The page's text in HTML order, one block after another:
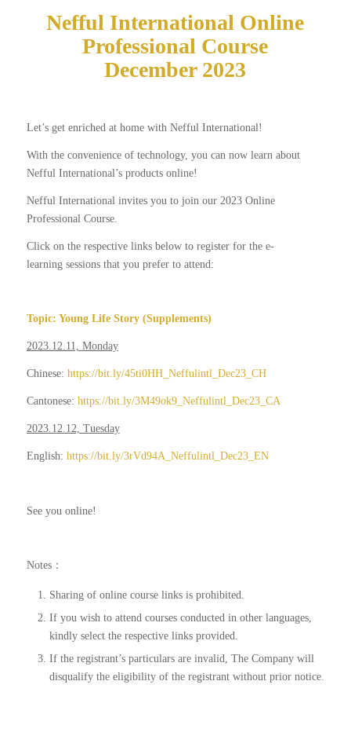
Nefful International Online
Professional Course
December 2023
Let’s get enriched at home with Nefful International!
With the convenience of technology, you can now learn about
Nefful International’s products online!
Nefful International invites you to join our 2023 Online
Professional Course.
Click on the respective links below to register for the e-
learning sessions that you prefer to attend:
Topic: Young Life Story (Supplements)
2023.12.11, Monday
Chinese: https://bit.ly/45ti0HH_Neffulintl_Dec23_CH
Cantonese: https://bit.ly/3M49ok9_Neffulintl_Dec23_CA
2023.12.12, Tuesday
English: https://bit.ly/3rVd94A_Neffulintl_Dec23_EN
See you online!
Notes：
Sharing of online course links is prohibited.
If you wish to attend courses conducted in other languages,
kindly select the respective links provided.
If the registrant’s particulars are invalid, The Company will
disqualify the eligibility of the registrant without prior notice.